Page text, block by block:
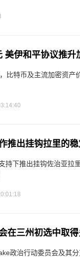
美伊和平协议推升
比特币及主流加密资产
推出挂钩拉里的
持下推出挂钩佐治亚拉
在三州初选中取
政治行动委员会及其